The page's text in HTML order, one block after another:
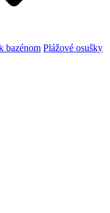
bazénom Plážové osušky